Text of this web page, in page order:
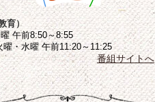
育）
午前8:50～8:55
曜・水曜 午前11:20～11:25
番組サイトへ